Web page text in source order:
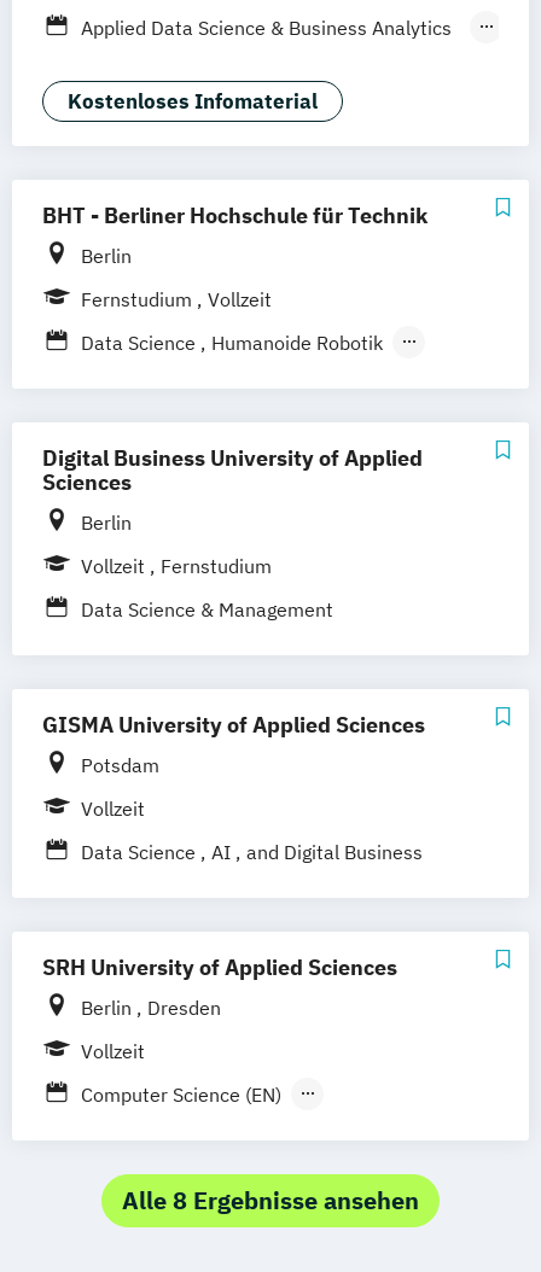
Berufsbegleitendes Präsenzstudium
Applied Data Science & Business Analytics
Business Administration Data Analysis
(DE/EN)
Science
Kostenloses Infomaterial
BHT - Berliner Hochschule für Technik
Berlin
Fernstudium
Vollzeit
Data Science
Humanoide Robotik
Digital Business University of Applied
Sciences
Berlin
Vollzeit
Fernstudium
Data Science & Management
GISMA University of Applied Sciences
Potsdam
Vollzeit
Data Science
AI and Digital Business
SRH University of Applied Sciences
Berlin
Dresden
Vollzeit
Computer Science (EN)
Computer Science - Cyber Security (EN)
Computer Science - Health Informatics
Alle 8 Ergebnisse ansehen